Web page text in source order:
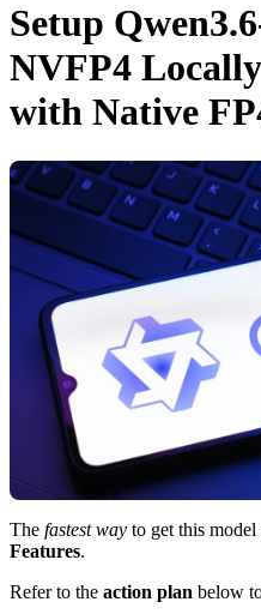
Setup
NVFP4
with Native
The fastest way to get this
Features.
Refer to the action plan below